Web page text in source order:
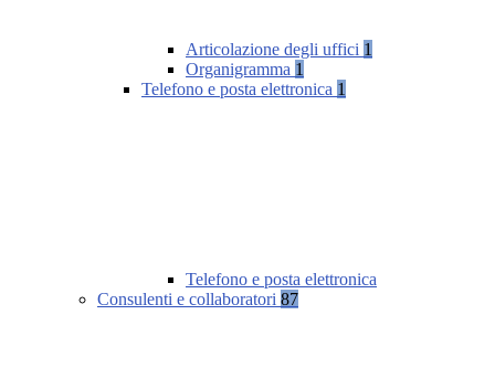
Articolazione degli uffici 1
Organigramma 1
Telefono e posta elettronica 1
Telefono e posta elettronica
Consulenti e collaboratori 87